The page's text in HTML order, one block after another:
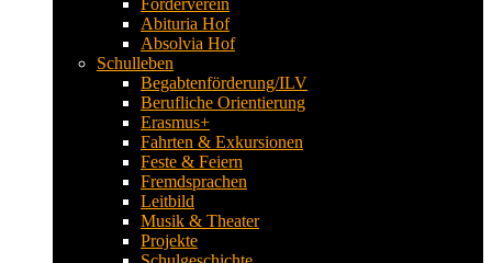
Förderverein
Abituria Hof
Absolvia Hof
Schulleben
Begabtenförderung/ILV
Berufliche Orientierung
Erasmus+
Fahrten & Exkursionen
Feste & Feiern
Fremdsprachen
Leitbild
Musik & Theater
Projekte